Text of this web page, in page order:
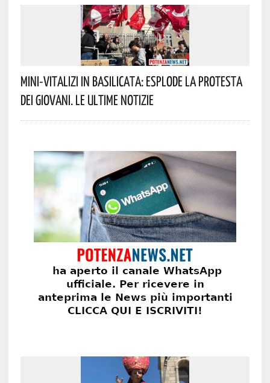
Mini-Vitalizi In Basilicata: Esplode La Protesta
Dei Giovani. Le Ultime Notizie